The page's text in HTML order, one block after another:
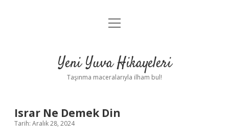
Anasayfa
Yasal Uyarı
menüyü
Yeni Yuva Hikayeleri
Taşınma maceralarıyla ilham bul!
Israr Ne Demek Din
Tarih: Aralık 28, 2024